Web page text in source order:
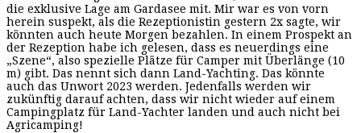
die exklusive Lage am Gardasee mit. Mir war es von vorn
herein suspekt, als die Rezeptionistin gestern 2x sagte, wir
könnten auch heute Morgen bezahlen. In einem Prospekt an
der Rezeption habe ich gelesen, dass es neuerdings eine
„Szene“, also spezielle Plätze für Camper mit Überlänge (10
m) gibt. Das nennt sich dann Land-Yachting. Das könnte
auch das Unwort 2023 werden. Jedenfalls werden wir
zukünftig darauf achten, dass wir nicht wieder auf einem
Campingplatz für Land-Yachter landen und auch nicht bei
Agricamping!